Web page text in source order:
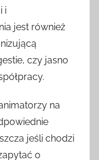
i
jest również
czy jasno
na
jeśli chodzi
o